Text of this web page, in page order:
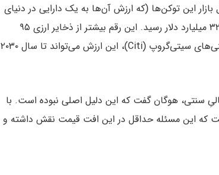
این توکن‌ها (که ارزش آن‌ها به یک دارایی در دنیای
واقعی مانند دلار گره خورده است) اخیراً به رکورد بی‌سابقه ۳۲۲ میلیارد دلار رسید. این رقم بیشتر از ذخایر ارزی ۹۵
کشور، از جمله چندین کشور توسعه‌یافته است. طبق پیش‌بینی‌های سیتی‌گروپ (Citi)، این ارزش می‌تواند تا سال ۲۰۳۰
مالیِ سنتی، هوگان گفت که این دلیل اصلی نبوده است. با
که این مسئله حداقل در این افت قیمت نقش داشته و